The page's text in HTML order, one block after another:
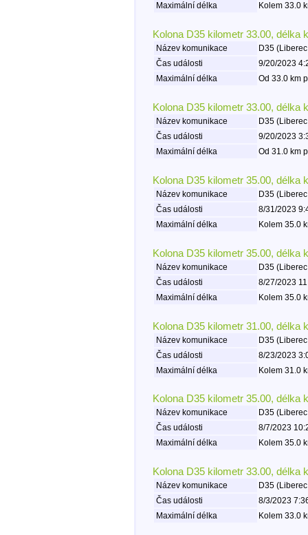
Maximální délka
Kolem 33.0
Kolona D35 kilometr 33.00, délka
Název komunikace
D35
Čas události
9/20/2023
Maximální délka
Od 33.0 km
Kolona D35 kilometr 33.00, délka
Název komunikace
D35
Čas události
9/20/2023
Maximální délka
Od 31.0 km
Kolona D35 kilometr 35.00, délka
Název komunikace
D35
Čas události
8/31/2023
Maximální délka
Kolem 35.0
Kolona D35 kilometr 35.00, délka
Název komunikace
D35
Čas události
8/27/2023
Maximální délka
Kolem 35.0
Kolona D35 kilometr 31.00, délka
Název komunikace
D35
Čas události
8/23/2023
Maximální délka
Kolem 31.0
Kolona D35 kilometr 35.00, délka
Název komunikace
D35
Čas události
8/7/2023
Maximální délka
Kolem 35.0
Kolona D35 kilometr 33.00, délka
Název komunikace
D35
Čas události
8/3/2023
Maximální délka
Kolem 33.0